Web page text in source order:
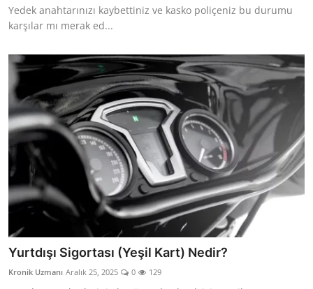
Aydınlatma & Görüş
Dizel Sistemler
Multimedya & Elektronik
Yedek anahtarınızı kaybettiniz ve kasko poliçeniz bu durumu
karşılar mı merak ed...
Yurtdışı Sigortası (Yeşil Kart) Nedir?
Kronik Uzmanı Aralık 25, 2025 0 129